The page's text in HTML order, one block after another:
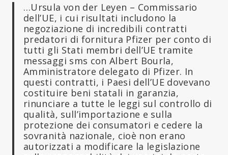
…Ursula von der Leyen – Commissario
dell’UE, i cui risultati includono la
negoziazione di incredibili contratti
predatori di fornitura Pfizer per conto di
tutti gli Stati membri dell’UE tramite
messaggi sms con Albert Bourla,
Amministratore delegato di Pfizer. In
questi contratti, i Paesi dell’UE dovevano
costituire beni statali in garanzia,
rinunciare a tutte le leggi sul controllo di
qualità, sull’importazione e sulla
protezione dei consumatori e cedere la
sovranità nazionale, cioè non erano
autorizzati a modificare la legislazione